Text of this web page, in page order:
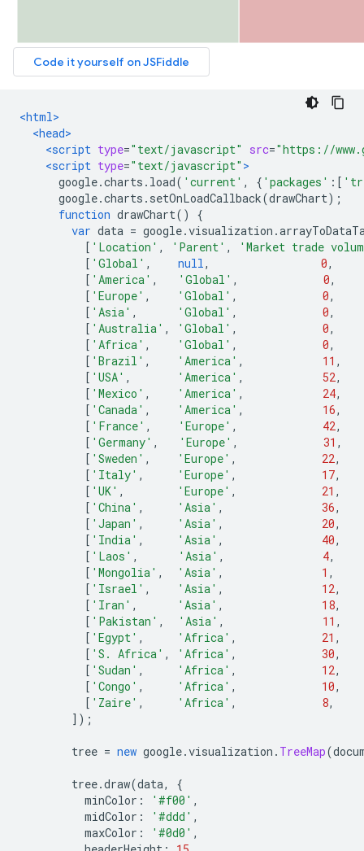
<html>
<head>
<script type="text/javascript" src="https://
<script type="text/javascript" >
google.charts . load( 'current' , { 'packages' :[
google.charts . setOnLoadCallback(drawChart);
function drawChart()
{
var data = google.visualization .
[ 'Location' , 'Parent' ,
'Market trade
[ 'Global' , null, 0,
[ 'America' , 'Global' , 0,
[ 'Europe' , 'Global' , 0,
[ 'Asia' , 'Global' , 0,
[ 'Australia' , 'Global' , 0,
[ 'Africa' , 'Global' , 0,
[ 'Brazil' , 'America' , 11 ,
[ 'USA' , 'America' , 52,
[ 'Mexico' , 'America' , 24,
[ 'Canada' , 'America' , 16,
[ 'France' , 'Europe' , 42,
[ 'Germany' , 'Europe' , 31 ,
[ 'Sweden' , 'Europe' , 22,
[ 'Italy' , 'Europe' , 17,
[ 'UK' , 'Europe' , 21 ,
[ 'China' , 'Asia' , 36,
[ 'Japan' , 'Asia' , 20,
[ 'India' , 'Asia' , 40,
[ 'Laos' , 'Asia' , 4,
[ 'Mongolia' , 'Asia' , 1 ,
[ 'Israel' , 'Asia' , 12,
[ 'Iran' , 'Asia' , 18,
[ 'Pakistan' , 'Asia' , 11 ,
[ 'Egypt' , 'Africa' , 21 ,
[ 'S. Africa' , 'Africa' , 30,
[ 'Sudan' , 'Africa' , 12,
[ 'Congo' , 'Africa' , 10,
[ 'Zaire' , 'Africa' , 8,
]);
tree = new google.visualization . TreeMap(
tree.draw(data,
{
minColor : '#f00' ,
midColor : '#ddd' ,
maxColor : '#0d0' ,